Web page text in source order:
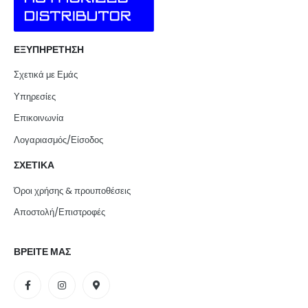
ΕΞΥΠΗΡΕΤΗΣΗ
Σχετικά με Εμάς
Υπηρεσίες
Επικοινωνία
Λογαριασμός/Είσοδος
ΣΧΕΤΙΚΑ
Όροι χρήσης & προυποθέσεις
Αποστολή/Επιστροφές
ΒΡΕΙΤΕ ΜΑΣ